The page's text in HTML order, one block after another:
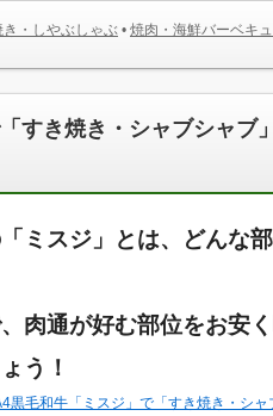
き・しやぶしゃぶ • 焼肉・海鮮バーベキ
すき焼き・シャブシャブ
ミスジ」とは、どんな
肉通が好む部位をお安
う！
黒毛和牛「ミスジ」で「すき焼き・シャ